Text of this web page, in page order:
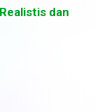
dan